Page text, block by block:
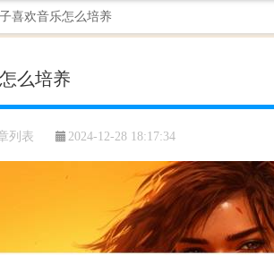
喜欢音乐怎么培养
么培养
列表 2024-12-28 18:17:34